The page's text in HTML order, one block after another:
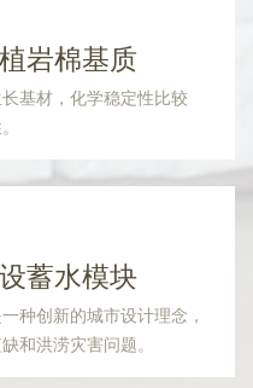
岩棉基质
基材，化学稳定性比较
蓄水模块
种创新的城市设计理念，
和洪涝灾害问题。